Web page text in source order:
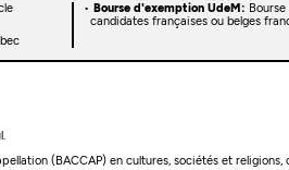
Bourse d'exemption UdeM:
candidates françaises ou belges
(BACCAP) en cultures, sociétés et